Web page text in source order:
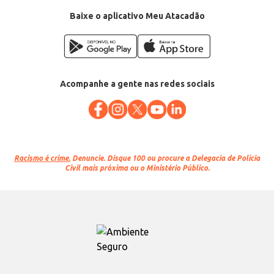
Baixe o aplicativo Meu Atacadão
Acompanhe a gente nas redes sociais
Racismo é crime. Denuncie. Disque 100 ou procure a Delegacia de Polícia
Civil mais próxima ou o Ministério Público.